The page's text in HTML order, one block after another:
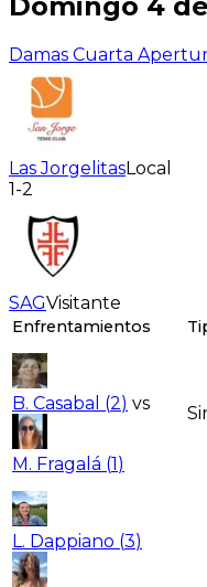
Damas Cuarta
Las JorgelitasLocal
1-2
SAGVisitante
Enfrentamientos
B. Casabal (2) vs
M. Fragalá (1)
L. Dappiano (3)